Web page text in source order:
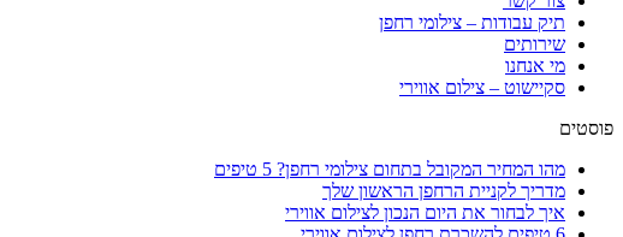
תיק עבודות – צילומי רחפן
שירותים
מי אנחנו
סקיישוט – צילום אווירי
פוסטים
מהו המחיר המקובל בתחום צילומי רחפן? 5 טיפים
מדריך לקניית הרחפן הראשון שלך
איך לבחור את היום הנכון לצילום אווירי